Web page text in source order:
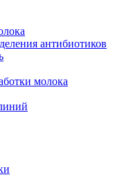
антибиотиков
молока